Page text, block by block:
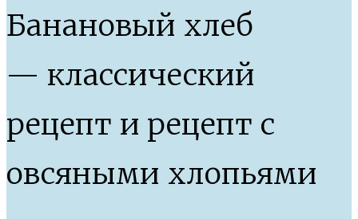
Банановый хлеб
— классический
рецепт и рецепт с
овсяными хлопьями